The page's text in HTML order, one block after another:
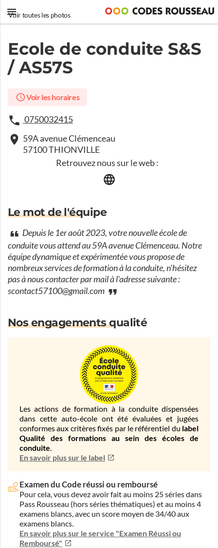
Voir toutes les photos
Ecole de conduite S&S
/ AS57S
Voir les horaires
0750032415
59A avenue Clémenceau
57100 THIONVILLE
Retrouvez nous sur le web :
Le mot de l'équipe
Depuis le 1er août 2023, votre nouvelle école de
conduite vous attend au 59A avenue Clémenceau. Notre
équipe dynamique et expérimentée vous propose de
nombreux services de formation à la conduite, n'hésitez
pas à nous contacter par mail à l'adresse suivante :
scontact57100@gmail.com
Nos engagements qualité
Les actions de formation à la conduite dispensées
dans cette auto-école ont été évaluées et jugées
conformes aux critères fixés par le référentiel du label
Qualité des formations au sein des écoles de
conduite.
En savoir plus sur le label
Examen du Code réussi ou remboursé
Pour cela, vous devez avoir fait au moins 25 séries dans
Pass Rousseau (hors séries thématiques) et au moins 4
examens blancs, avec un score moyen de 34/40 aux
examens blancs.
En savoir plus sur le service "Examen Réussi ou
Remboursé"